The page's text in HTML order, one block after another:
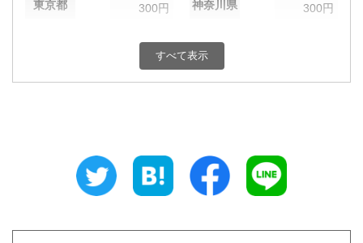
東京都 300円 神奈川県 300円
300円 富山県
300円 三重県
すべて表示